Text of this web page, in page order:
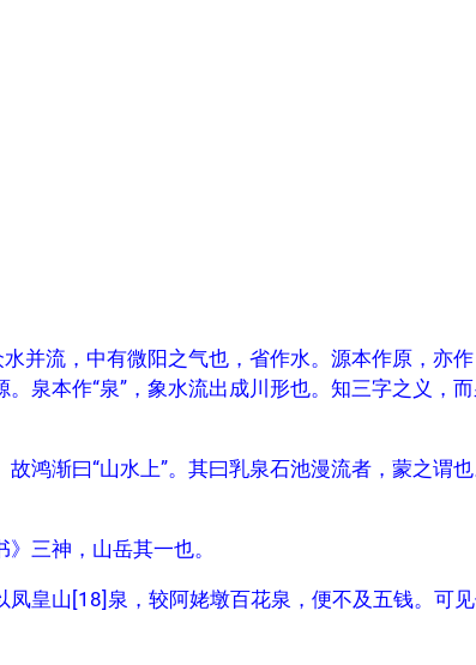
并流，中有微阳之气也，省作水。源本作原，亦作
泉本作“泉”，象水流出成川形也。知三字之义，
鸿渐曰“山水上”。其曰乳泉石池漫流者，蒙之谓
三神，山岳其一也。
皇山[18]泉，较阿姥墩百花泉，便不及五钱。可